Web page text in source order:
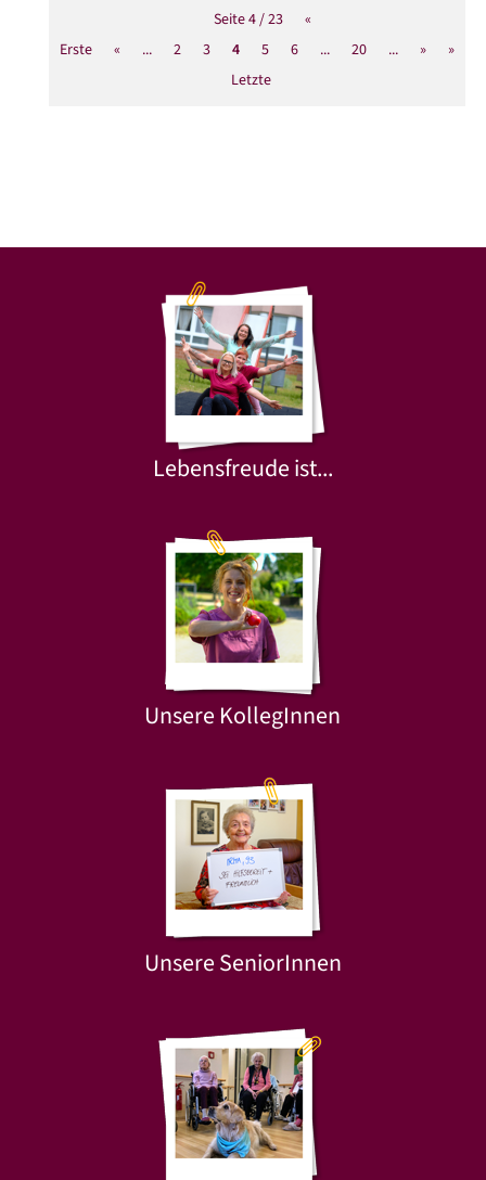
Seite 4 / 23
«
Erste
« ... 2 3 4 5 6 ... 20 ... »
»
Letzte
Lebensfreude ist...
Unsere KollegInnen
Unsere SeniorInnen